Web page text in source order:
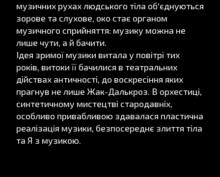
музичних рухах людського тіла об'єднуються
зорове та слухове, око стає органом
музичного сприйняття: музику можна не
лише чути, а й бачити.
Ідея зримої музики витала у повітрі тих
років, витоки її бачилися в театральних
дійствах античності, до воскресіння яких
прагнув не лише Жак-Далькроз. В орхестиці,
синтетичному мистецтві стародавніх,
особливо привабливою здавалася пластична
реалізація музики, безпосереднє злиття тіла
та Я з музикою.